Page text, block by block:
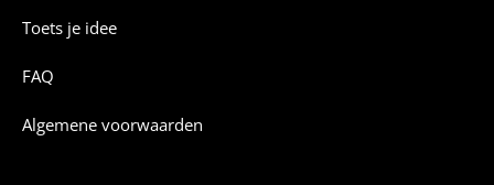
Toets je idee
FAQ
Algemene voorwaarden